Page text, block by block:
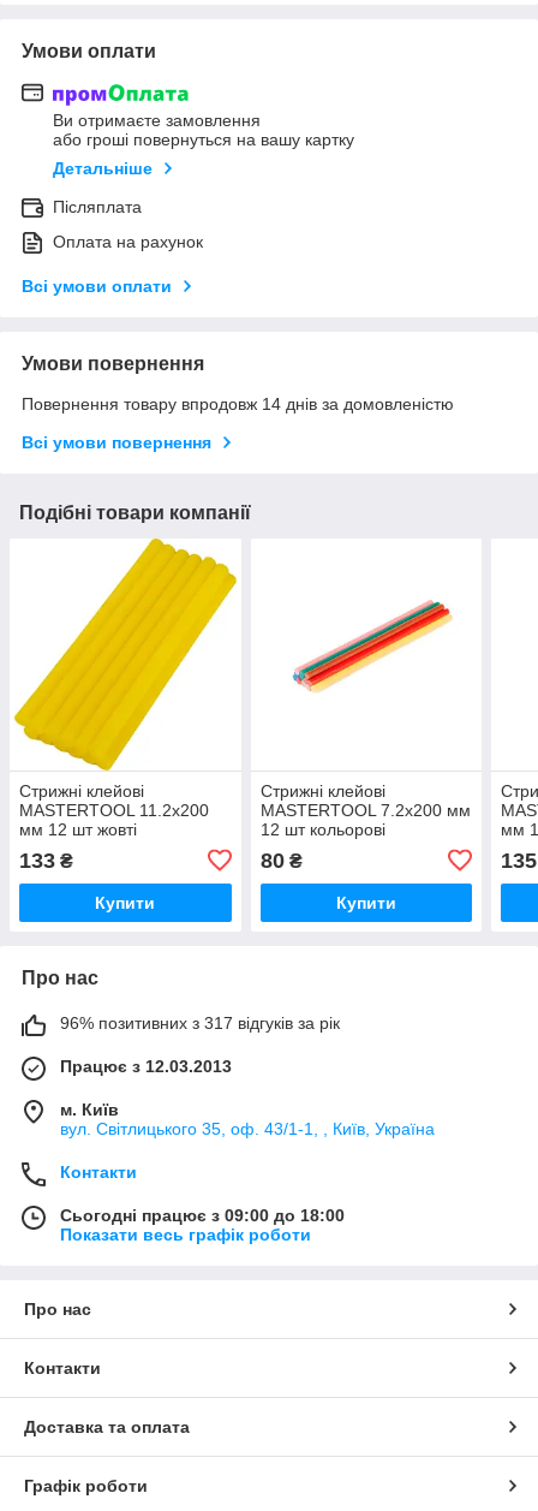
Умови оплати
Ви отримаєте замовлення
або гроші повернуться на вашу картку
Детальніше
Післяплата
Оплата на рахунок
Всі умови оплати
Умови повернення
Повернення товару впродовж 14 днів за домовленістю
Всі умови повернення
Подібні товари компанії
Стрижні клейові
MASTERTOOL 11.2х200
мм 12 шт жовті
133 ₴
Купити
Стрижні клейові
MASTERTOOL 7.2х200 мм
12 шт кольорові
80₴
Купити
мм
135
Про нас
96% позитивних з 317 відгуків за рік
Працює з 12.03.2013
м. Київ
вул. Світлицького 35, оф. 43/1-1, , Київ, Україна
Контакти
Сьогодні працює з 09:00 до 18:00
Показати весь графік роботи
Про нас
Контакти
Доставка та оплата
Графік роботи